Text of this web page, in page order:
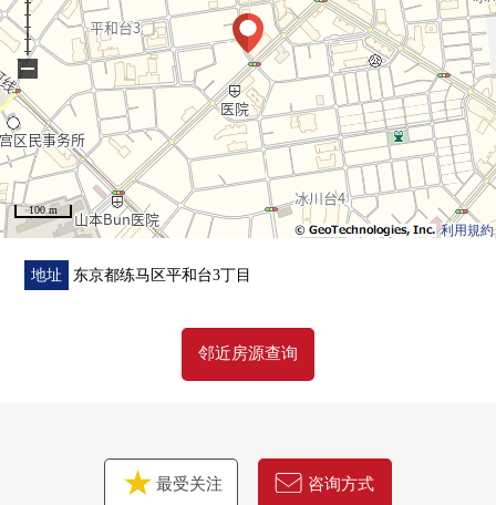
■ 在找想要的家方面给予帮助的━━━━━・・・
房源的详细、需讨论是如有意向，请跟我们联系。
利用規約
100 m
−
地址 东京都练马区平和台3丁目
邻近房源查询
最受关注 咨询方式